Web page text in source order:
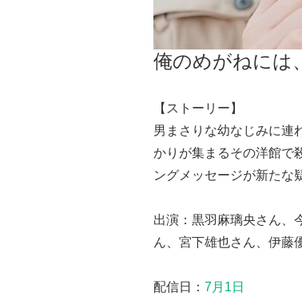
俺のめがねには
【ストーリー】
男まさりな幼なじみに連
かりが集まるその洋館で
ングメッセージが新たな
出演：黒羽麻璃央さん、
ん、宮下雄也さん、伊藤
配信日： 7月1日